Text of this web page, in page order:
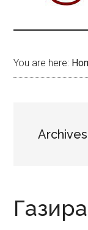
You are here: